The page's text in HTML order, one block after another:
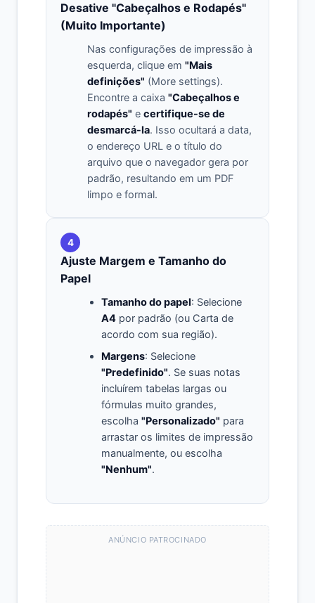
Desative "Cabeçalhos e Rodapés"
(Muito Importante)
Nas configurações de impressão à
esquerda, clique em "Mais
definições" (More settings).
Encontre a caixa "Cabeçalhos e
rodapés" e certifique-se de
desmarcá-la. Isso ocultará a data,
o endereço URL e o título do
arquivo que o navegador gera por
padrão, resultando em um PDF
limpo e formal.
4
Ajuste Margem e Tamanho do
Papel
Tamanho do papel: Selecione
A4 por padrão (ou Carta de
acordo com sua região).
Margens: Selecione
"Predefinido". Se suas notas
incluírem tabelas largas ou
fórmulas muito grandes,
escolha "Personalizado" para
arrastar os limites de impressão
manualmente, ou escolha
"Nenhum".
ANÚNCIO PATROCINADO